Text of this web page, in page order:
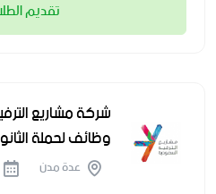
تقديم
شركة مشاريع
وظائف لحملة
عدة مدن